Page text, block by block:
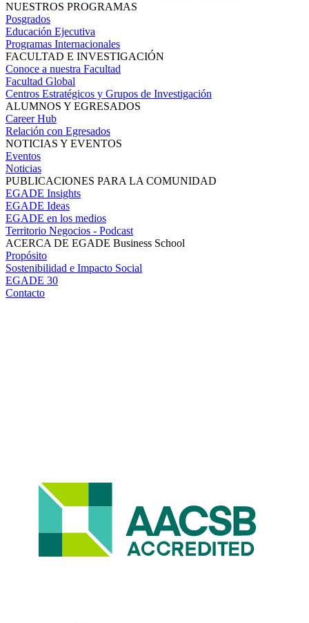
NUESTROS PROGRAMAS
Posgrados
Educación Ejecutiva
Programas Internacionales
FACULTAD E INVESTIGACIÓN
Conoce a nuestra Facultad
Facultad Global
Centros Estratégicos y Grupos de Investigación
ALUMNOS Y EGRESADOS
Career Hub
Relación con Egresados
NOTICIAS Y EVENTOS
Eventos
Noticias
PUBLICACIONES PARA LA COMUNIDAD
EGADE Insights
EGADE Ideas
EGADE en los medios
Territorio Negocios - Podcast
ACERCA DE EGADE Business School
Propósito
Sostenibilidad e Impacto Social
EGADE 30
Contacto